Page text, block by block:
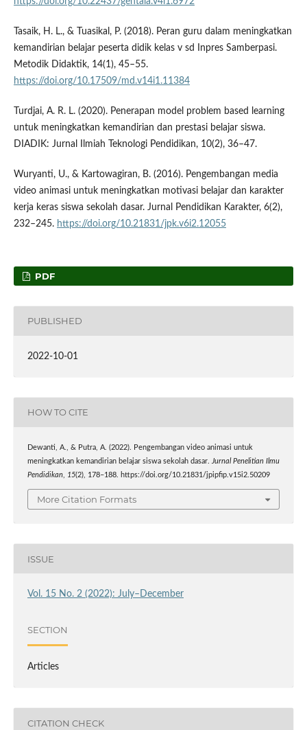
Tasaik, H. L., & Tuasikal, P. (2018). Peran guru dalam meningkatkan
kemandirian belajar peserta didik kelas v sd Inpres Samberpasi.
Metodik Didaktik, 14(1), 45–55.
https://doi.org/10.17509/md.v14i1.11384
Turdjai, A. R. L. (2020). Penerapan model problem based learning
untuk meningkatkan kemandirian dan prestasi belajar siswa.
DIADIK: Jurnal Ilmiah Teknologi Pendidikan, 10(2), 36–47.
Wuryanti, U., & Kartowagiran, B. (2016). Pengembangan media
video animasi untuk meningkatkan motivasi belajar dan karakter
kerja keras siswa sekolah dasar. Jurnal Pendidikan Karakter, 6(2),
232–245. https://doi.org/10.21831/jpk.v6i2.12055
PDF
PUBLISHED
2022-10-01
HOW TO CITE
Dewanti, A., & Putra, A. (2022). Pengembangan video animasi untuk
meningkatkan kemandirian belajar siswa sekolah dasar.
Jurnal Penelitian Ilmu
Pendidikan, 15(2), 178–188. https://doi.org/10.21831/jpipfip.v15i2.50209
More Citation Formats
ISSUE
Vol. 15 No. 2 (2022): July–December
SECTION
Articles
CITATION CHECK